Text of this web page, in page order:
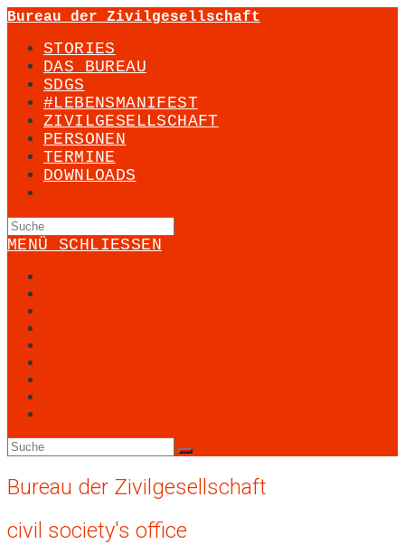
Zum
springen
Bureau der Zivilgesellschaft
STORIES
DAS BUREAU
SDGS
#LEBENSMANIFEST
ZIVILGESELLSCHAFT
PERSONEN
TERMINE
DOWNLOADS
Suche
nach:
MENÜ SCHLIESSEN
Bureau der Zivilgesell­schaft
civil society's office